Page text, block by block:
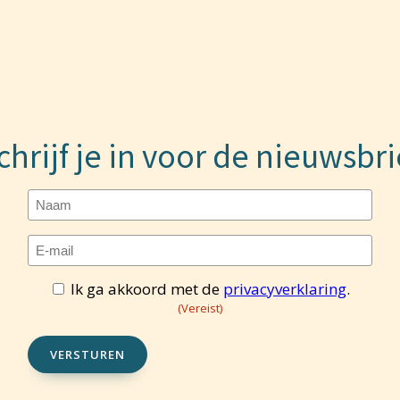
je in voor de
Naam
E-
Toestemming(Vereist)
Ik ga akkoord met de privacyverklaring.
(Vereist)